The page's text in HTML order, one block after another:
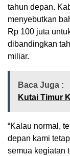
tahun depan.
menyebutkan
Rp 100 juta
dibandingkan
miliar.
Baca Juga :
Kutai Timur
“Kalau normal,
depan kami
semua kegiatan